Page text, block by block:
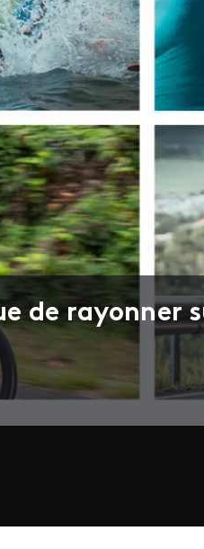
de rayonner